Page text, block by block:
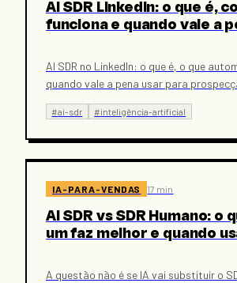
AI SDR LinkedIn: o que é,
funciona e quando vale a
AI SDR no LinkedIn: o que é, o que
quando vale a pena usar para
#ai-sdr #inteligência-artificial
IA-PARA-VENDAS 17 min
AI SDR vs SDR Humano: o
um faz melhor e quando
A questão não é se IA vai substituir o